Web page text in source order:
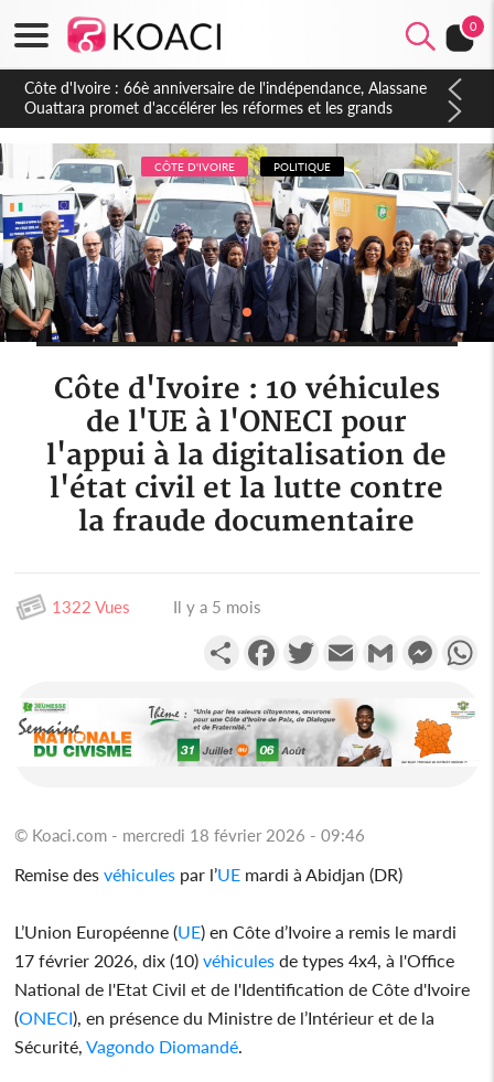
0
Côte d'Ivoire : À Abidjan, Amadou Oury Bah admire le modèle
ivoirien et veut s'en inspirer pour accélérer le développement
de la Guinée
CÔTE D'IVOIRE POLITIQUE
Côte d'Ivoire : 10 véhicules
de l'UE à l'ONECI pour
l'appui à la digitalisation de
l'état civil et la lutte contre
la fraude documentaire
1322 Vues Il y a 5 mois
PartagerFacebookTwitterEmail Gmail
© Koaci.com - mercredi 18 février 2026 - 09:46
Remise desvéhicules par l’UE mardi à Abidjan (DR)
L’Union Européenne (UE) en Côte d’Ivoire a remis le mardi
17 février 2026, dix (10)véhicules de types 4x4, à l'Office
National de l'Etat Civil et de l'Identification de Côte d'Ivoire
(ONECI), en présence du Ministre de l’Intérieur et de la
Sécurité,Vagondo Diomandé.